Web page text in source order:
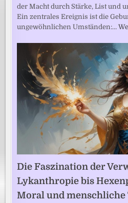
der Macht durch Stärke, List und
Ein zentrales Ereignis ist die
ungewöhnlichen Umständen:…
Die Faszination der
Lykanthropie bis
Moral und menschliche